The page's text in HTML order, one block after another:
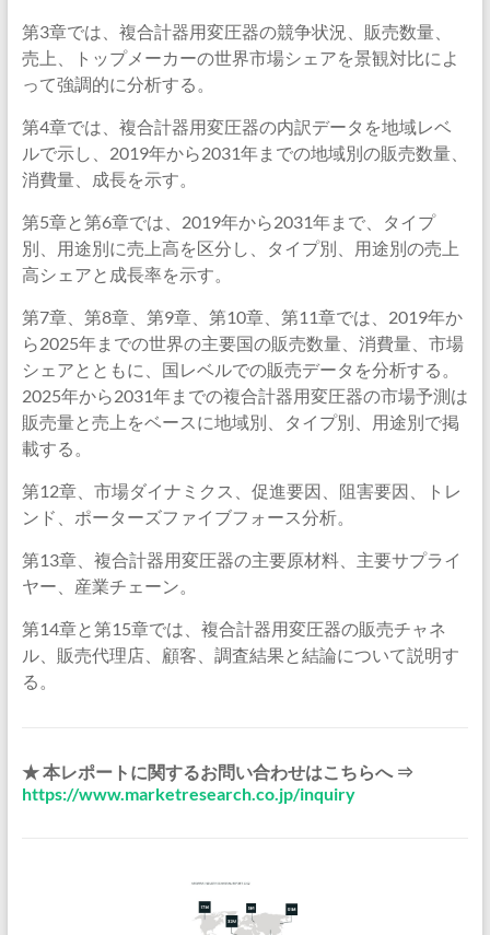
第3章では、複合計器用変圧器の競争状況、販売数量、
売上、トップメーカーの世界市場シェアを景観対比によ
って強調的に分析する。
第4章では、複合計器用変圧器の内訳データを地域レベ
ルで示し、2019年から2031年までの地域別の販売数量、
消費量、成長を示す。
第5章と第6章では、2019年から2031年まで、タイプ
別、用途別に売上高を区分し、タイプ別、用途別の売上
高シェアと成長率を示す。
第7章、第8章、第9章、第10章、第11章では、2019年か
ら2025年までの世界の主要国の販売数量、消費量、市場
シェアとともに、国レベルでの販売データを分析する。
2025年から2031年までの複合計器用変圧器の市場予測は
販売量と売上をベースに地域別、タイプ別、用途別で掲
載する。
第12章、市場ダイナミクス、促進要因、阻害要因、トレ
ンド、ポーターズファイブフォース分析。
第13章、複合計器用変圧器の主要原材料、主要サプライ
ヤー、産業チェーン。
第14章と第15章では、複合計器用変圧器の販売チャネ
ル、販売代理店、顧客、調査結果と結論について説明す
る。
★ 本レポートに関するお問い合わせはこちらへ ⇒
https://www.marketresearch.co.jp/inquiry